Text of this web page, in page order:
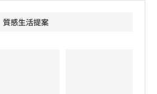
質感生活提案